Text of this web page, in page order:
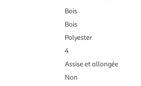
Bois
Bois
Polyester
4
Assise et allongée
Non